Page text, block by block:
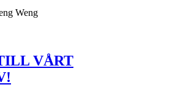
Weng
VÅRT